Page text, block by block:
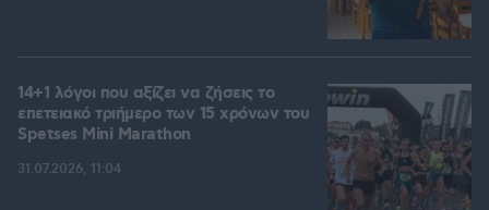
14+1 λόγοι που αξίζει να ζήσεις το
επετειακό τριήμερο των 15 χρόνων του
Spetses Mini Marathon
31.07.2026, 11:04